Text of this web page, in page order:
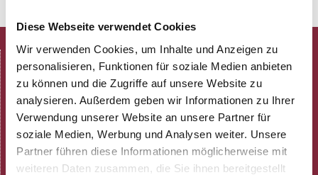
Diese Webseite verwendet Cookies
Wir verwenden Cookies, um Inhalte und Anzeigen zu
personalisieren, Funktionen für soziale Medien anbieten
zu können und die Zugriffe auf unsere Website zu
analysieren. Außerdem geben wir Informationen zu Ihrer
Verwendung unserer Website an unsere Partner für
soziale Medien, Werbung und Analysen weiter. Unsere
Partner führen diese Informationen möglicherweise mit
weiteren Daten zusammen, die Sie ihnen bereitgestellt
HOME
Spielplan
Aktuelle Termine
Programmheft (pdf)
Neulich in der Rosenau!
ARCHIV
Gastronomie